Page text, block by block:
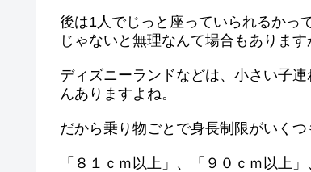
後は1人でじっと座っていられるかっ
じゃないと無理なんて場合もあります
ディズニーランドなどは、小さい子
んありますよね。
だから乗り物ごとで身長制限がいくつ
「８１ｃｍ以上」、「９０ｃｍ以上